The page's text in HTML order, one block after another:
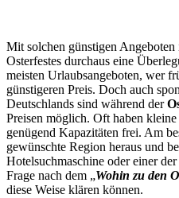
Mit solchen günstigen
Osterfestes durchaus eine
meisten Urlaubsangeboten, wer
günstigeren Preis. Doch auch
Deutschlands sind während der
Preisen möglich. Oft haben
genügend Kapazitäten frei. Am
gewünschte Region heraus und
Hotelsuchmaschine oder einer
Frage nach dem „Wohin zu den
diese Weise klären können.